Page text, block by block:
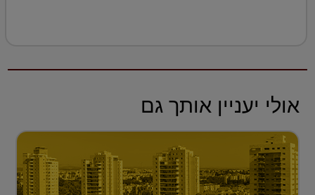
אולי יעניין אותך גם